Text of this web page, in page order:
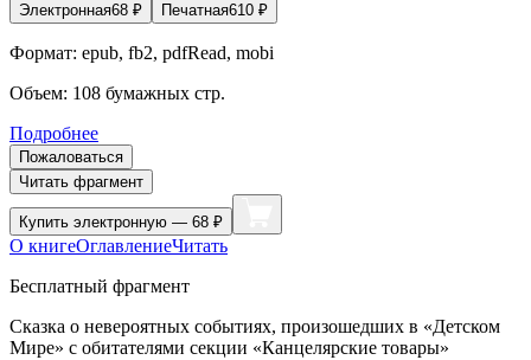
Электронная68 ₽ Печатная610 ₽
Формат: epub, fb2, pdfRead, mobi
Объем: 108 бумажных стр.
Подробнее
Пожаловаться
Читать фрагмент
Купить электронную — 68 ₽
О книгеОглавлениеЧитать
Бесплатный фрагмент
Сказка о невероятных событиях, произошедших в «Детском
Мире» с обитателями секции «Канцелярские товары»